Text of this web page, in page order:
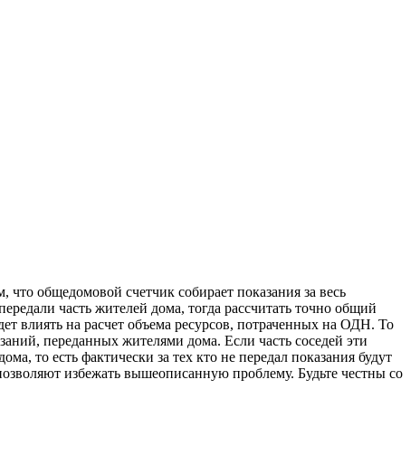
общедомовой счетчик собирает показания за весь
часть жителей дома, тогда рассчитать точно общий
влиять на расчет объема ресурсов, потраченных на ОДН. То
переданных жителями дома. Если часть соседей эти
то есть фактически за тех кто не передал показания будут
избежать вышеописанную проблему. Будьте честны со